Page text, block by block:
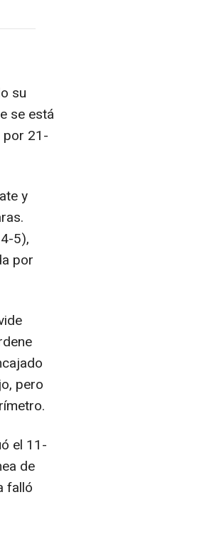
su
se está
por 21-
y
5),
por
pero
el 11-
de
falló